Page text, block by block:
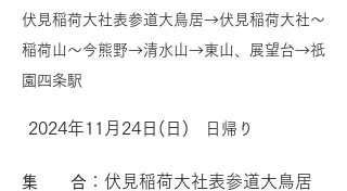
伏見稲荷大社表参道大鳥居→伏見稲荷大社〜
稲荷山〜今熊野→清水山→東山、展望台→祇
園四条駅
2024年11 月24日(日) ​ 日帰り
集 合 ：伏見稲荷大社表参道大鳥居